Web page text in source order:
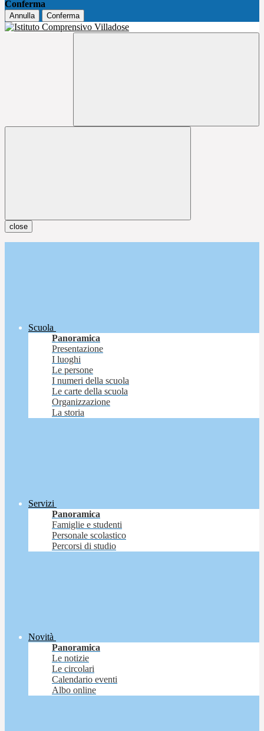
Conferma
Annulla Conferma
close
Scuola
Panoramica
Presentazione
I luoghi
Le persone
I numeri della scuola
Le carte della scuola
Organizzazione
La storia
Servizi
Panoramica
Famiglie e studenti
Personale scolastico
Percorsi di studio
Novità
Panoramica
Le notizie
Le circolari
Calendario eventi
Albo online